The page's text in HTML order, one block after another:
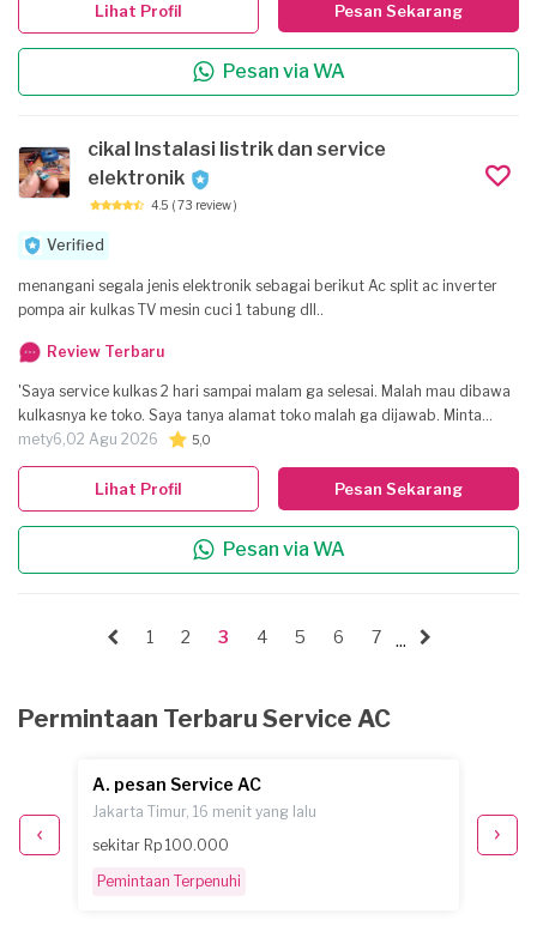
Pesan Sekarang
Pesan via WA
Lihat Profil
cikal Instalasi listrik dan service
elektronik
4.5 ( 73 review )
Verified
menangani segala jenis elektronik sebagai berikut Ac split ac inverter
pompa air kulkas TV mesin cuci 1 tabung dll..
Review Terbaru
'Saya service kulkas 2 hari sampai malam ga selesai. Malah mau dibawa
kulkasnya ke toko. Saya tanya alamat toko malah ga dijawab. Minta
kembali uang katanya dipotong 50% yg berarti 700rb. Total yg saya
bayar 1,4 jt. Ditelfon malah ga kooperatif. Sangat kecewa '
mety6,02 Agu 2026 5,0
Pesan Sekarang
Pesan via WA
Lihat Profil
1 2 3 4 5 6 7 ...
Permintaan Terbaru Service AC
A. pesan Service AC
Jakarta Timur, 16 menit yang lalu
sekitar Rp 100.000
Pemintaan Terpenuhi